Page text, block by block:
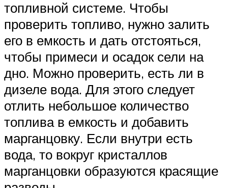
топливной системе. Чтобы
проверить топливо, нужно залить
его в емкость и дать отстояться,
чтобы примеси и осадок сели на
дно. Можно проверить, есть ли в
дизеле вода. Для этого следует
отлить небольшое количество
топлива в емкость и добавить
марганцовку. Если внутри есть
вода, то вокруг кристаллов
марганцовки образуются красящие